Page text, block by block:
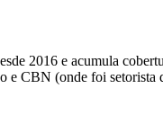
2016 e acumula
e CBN (onde foi